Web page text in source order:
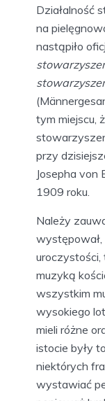
Działalność
na
nastąpiło
tym miejscu,
przy
Josepha von
1909 roku.
Należy
uroczystości,
muzyką
wszystkim
wysokiego
mieli różne
istocie były
niektórych
wystawiać